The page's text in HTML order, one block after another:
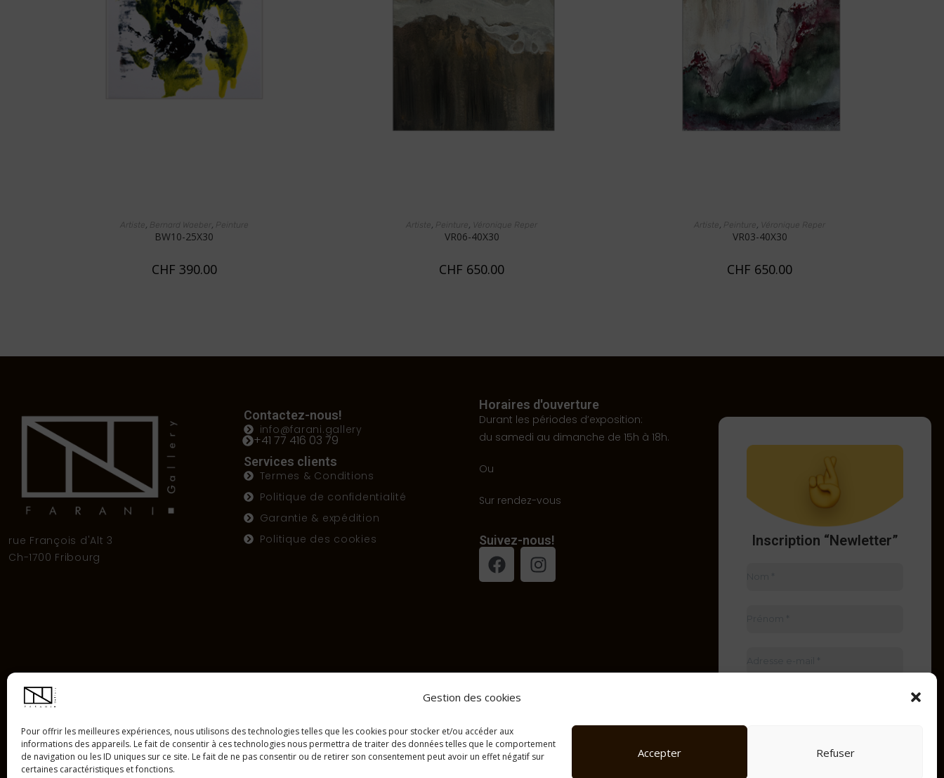
Gestion des cookies
Pour offrir les meilleures expériences, nous utilisons des technologies telles que les cookies pour stocker et/ou accéder aux
informations des appareils. Le fait de consentir à ces technologies nous permettra de traiter des données telles que le comportement
de navigation ou les ID uniques sur ce site. Le fait de ne pas consentir ou de retirer son consentement peut avoir un effet négatif sur
certaines caractéristiques et fonctions.
Accepter Refuser
AJOUTER AU PANIER
Artiste, Bernard Waeber , Peinture
BW10-25X30
CHF 390.00
LIRE LA SUITE
Artiste, Peinture, Véronique Reper
VR06-40X30
CHF 650.00
AJOUTER AU PANIER
Artiste, Peinture, Véronique Reper
VR03-40X30
CHF 650.00
rue François d'Alt 3
Ch-1700 Fribourg
Contactez-nous!
info@farani.gallery
+41 77 416 03 79
Services clients
Termes & Conditions
Politique de confidentialité
Garantie & expédition
Politique des cookies
Horaires d'ouverture
Durant les périodes d’exposition:
du samedi au dimanche de 15h à 18h.
Ou
Sur rendez-vous
Suivez-nous! Inscription “Newletter”